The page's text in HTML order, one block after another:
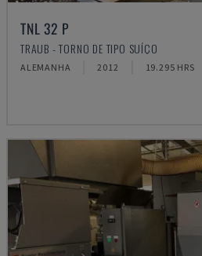
TNL 32 P
TRAUB - TORNO DE TIPO SUÍÇO
ALEMANHA 2012 19.295 HRS